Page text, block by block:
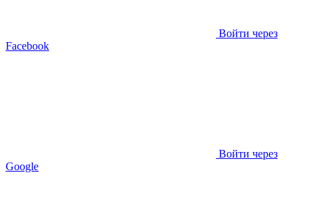
Войти через
Facebook
Войти через
Google